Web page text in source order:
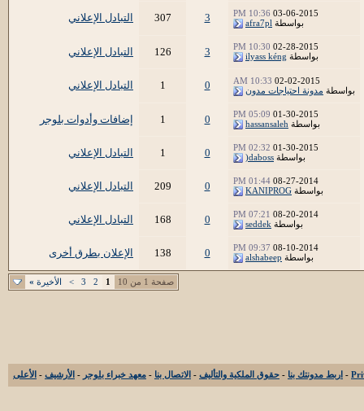
03-06-2015
10:36 PM
بواسطة afra7pl
3
307 التبادل الإعلاني
02-28-2015
10:30 PM
بواسطة ilyass kéng
3
126 التبادل الإعلاني
02-02-2015
10:33 AM
بواسطة مدونة احتياجات مدون 0
1 التبادل الإعلاني
01-30-2015
05:09 PM
بواسطة hassansaleh
0
1 إضافات وأدوات بلوجر
01-30-2015
02:32 PM
بواسطة daboss(
0
1 التبادل الإعلاني
08-27-2014
01:44 PM
بواسطة KANIPROG
0
209 التبادل الإعلاني
08-20-2014
07:21 PM
بواسطة seddek
0
168 التبادل الإعلاني
08-10-2014
09:37 PM
بواسطة alshabeep
0
138 الإعلان بطرق أخرى
صفحة 1 من 10 1
2
3
> الأخيرة »
- اربط مدونتك بنا - حقوق الملكية والتأليف - الاتصال بنا - معهد خبراء بلوجر - الأرشيف - الأعلى